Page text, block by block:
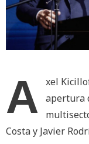
A
xel
apertura
Costa y Javier